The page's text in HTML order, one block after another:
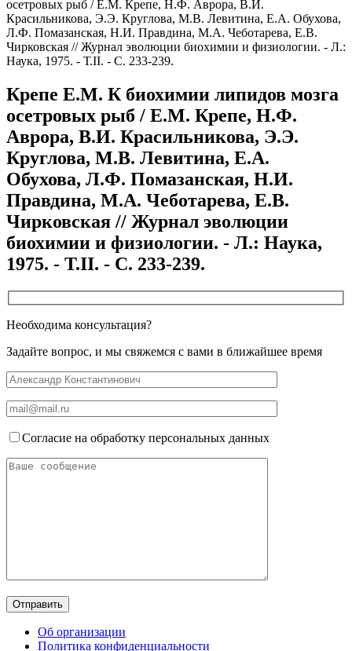
осетровых рыб / Е.М. Крепе, Н.Ф. Аврора, В.И.
Красильникова, Э.Э. Круглова, М.В. Левитина, Е.А. Обухова,
Л.Ф. Помазанская, Н.И. Правдина, М.А. Чеботарева, Е.В.
Чирковская // Журнал эволюции биохимии и физиологии. - Л.:
Наука, 1975. - Т.II. - С. 233-239.
Крепе Е.М. К биохимии липидов мозга
осетровых рыб / Е.М. Крепе, Н.Ф.
Аврора, В.И. Красильникова, Э.Э.
Круглова, М.В. Левитина, Е.А.
Обухова, Л.Ф. Помазанская, Н.И.
Правдина, М.А. Чеботарева, Е.В.
Чирковская // Журнал эволюции
биохимии и физиологии. - Л.: Наука,
1975. - Т.II. - С. 233-239.
Необходима консультация?
Задайте вопрос, и мы свяжемся с вами в ближайшее время
Согласие на обработку персональных данных
Об организации
Политика конфиденциальности